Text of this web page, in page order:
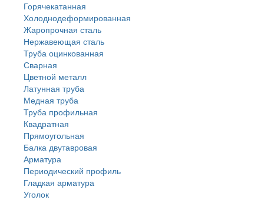
Горячекатанная
Холоднодеформированная
Жаропрочная сталь
Нержавеющая сталь
Труба оцинкованная
Сварная
Цветной металл
Латунная труба
Медная труба
Труба профильная
Квадратная
Прямоугольная
Балка двутавровая
Арматура
Периодический профиль
Гладкая арматура
Уголок